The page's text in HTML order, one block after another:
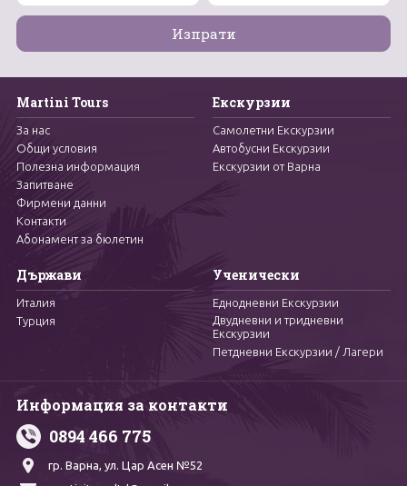
Martini Tours
За нас
Общи условия
Полезна информация
Запитване
Фирмени данни
Контакти
Абонамент за бюлетин
Екскурзии
Самолетни Екскурзии
Автобусни Екскурзии
Екскурзии от Варна
Държави
Италия
Турция
Ученически
Еднодневни Екскурзии
Двудневни и тридневни
Екскурзии
Петдневни Екскурзии / Лагери
Информация за контакти
0894 466 775
гр. Варна, ул. Цар Асен №52